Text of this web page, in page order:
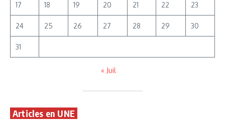
17 18 19 20 21 22 23
24 25 26 27 28 29 30
31
« Juil
Articles en UNE